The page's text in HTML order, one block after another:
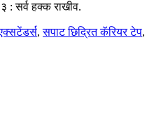
: सर्व हक्क राखीव.
,सपाट छिद्रित कॅरियर टेप,